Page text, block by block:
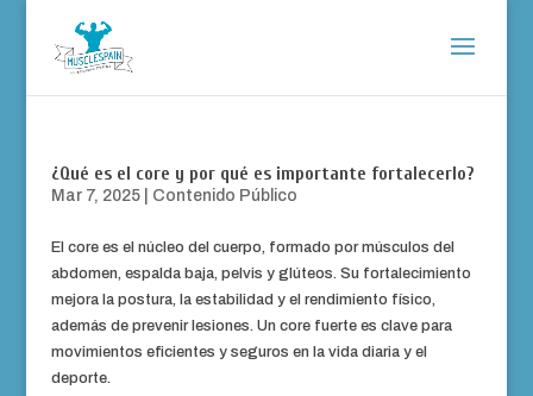
¿Qué es el core y por qué es importante fortalecerlo?
Mar 7, 2025| Contenido Público
El core es el núcleo del cuerpo, formado por músculos del
abdomen, espalda baja, pelvis y glúteos. Su fortalecimiento
mejora la postura, la estabilidad y el rendimiento físico,
además de prevenir lesiones. Un core fuerte es clave para
movimientos eficientes y seguros en la vida diaria y el
deporte.